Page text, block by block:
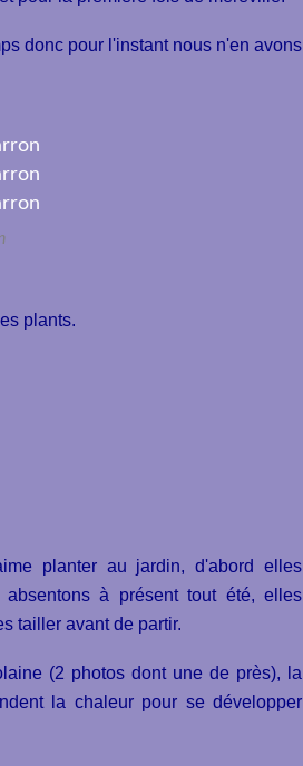
donc pour l'instant nous n'en avons
plants.
planter au jardin, d'abord elles
à présent tout été, elles
tailler avant de partir.
(2 photos dont une de près), la
la chaleur pour se développer